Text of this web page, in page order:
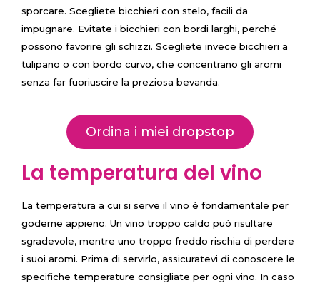
sporcare. Scegliete bicchieri con stelo, facili da
impugnare. Evitate i bicchieri con bordi larghi, perché
possono favorire gli schizzi. Scegliete invece bicchieri a
tulipano o con bordo curvo, che concentrano gli aromi
senza far fuoriuscire la preziosa bevanda.
Ordina i miei dropstop
La temperatura del vino
La temperatura a cui si serve il vino è fondamentale per
goderne appieno. Un vino troppo caldo può risultare
sgradevole, mentre uno troppo freddo rischia di perdere
i suoi aromi. Prima di servirlo, assicuratevi di conoscere le
specifiche temperature consigliate per ogni vino. In caso